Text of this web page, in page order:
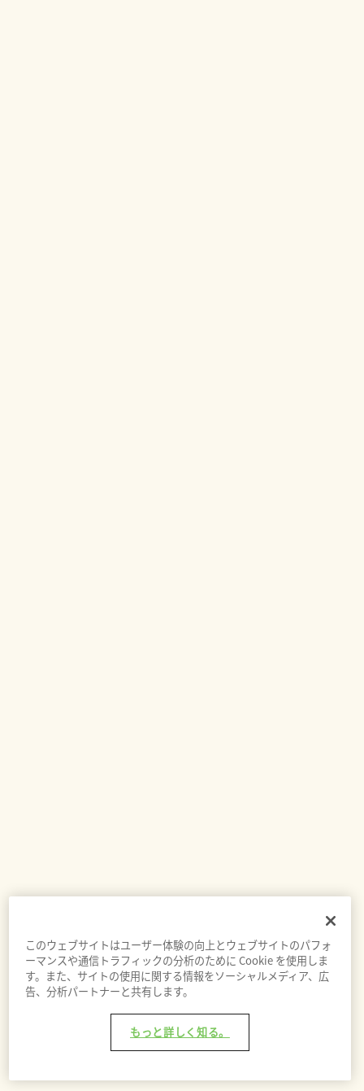
このウェブサイトはユーザー体験の向上とウェブサイトのパフォ
ーマンスや通信トラフィックの分析のために Cookie を使用しま
す。また、サイトの使用に関する情報をソーシャルメディア、広
告、分析パートナーと共有します。
もっと詳しく知る。